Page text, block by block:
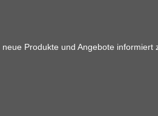
Produkte und Angebote informiert